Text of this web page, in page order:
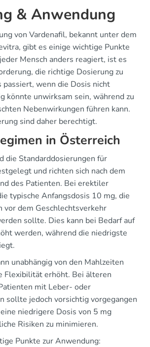
& Anwendung
von Vardenafil, bekannt unter dem
gibt es einige wichtige Punkte
Mensch anders reagiert, ist es
die richtige Dosierung zu
passiert, wenn die Dosis nicht
könnte unwirksam sein, während zu
Nebenwirkungen führen kann.
sind daher berechtigt.
in Österreich
die Standarddosierungen für
und richten sich nach dem
des Patienten. Bei erektiler
typische Anfangsdosis 10 mg, die
dem Geschlechtsverkehr
sollte. Dies kann bei Bedarf auf
werden, während die niedrigste
unabhängig von den Mahlzeiten
Flexibilität erhöht. Bei älteren
mit Leber- oder
sollte jedoch vorsichtig vorgegangen
niedrigere Dosis von 5 mg
Risiken zu minimieren.
Punkte zur Anwendung: